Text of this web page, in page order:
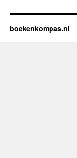
boekenkompas.nl